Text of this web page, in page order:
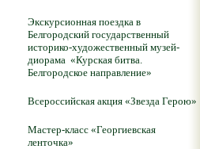
Экскурсионная поездка в
Белгородский государственный
историко-художественный музей-
диорама «Курская битва.
Белгородское направление»
Всероссийская акция «Звезда Герою»
Мастер-класс «Георгиевская
ленточка»